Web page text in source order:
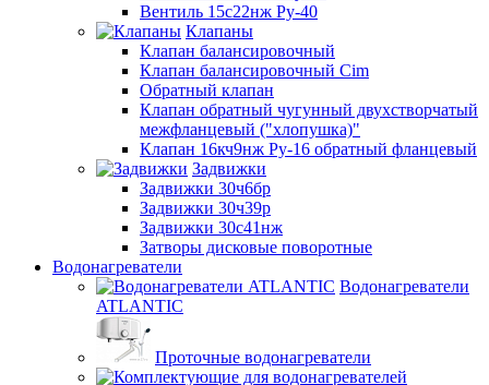
Вентиль 15с22нж Ру-40
Клапаны
Клапан балансировочный
Клапан балансировочный Cim
Обратный клапан
Клапан обратный чугунный двухстворчатый
межфланцевый ("хлопушка)"
Клапан 16кч9нж Ру-16 обратный фланцевый
Задвижки
Задвижки 30ч6бр
Задвижки 30ч39р
Задвижки 30с41нж
Затворы дисковые поворотные
Водонагреватели
Водонагреватели
ATLANTIC
Проточные водонагреватели